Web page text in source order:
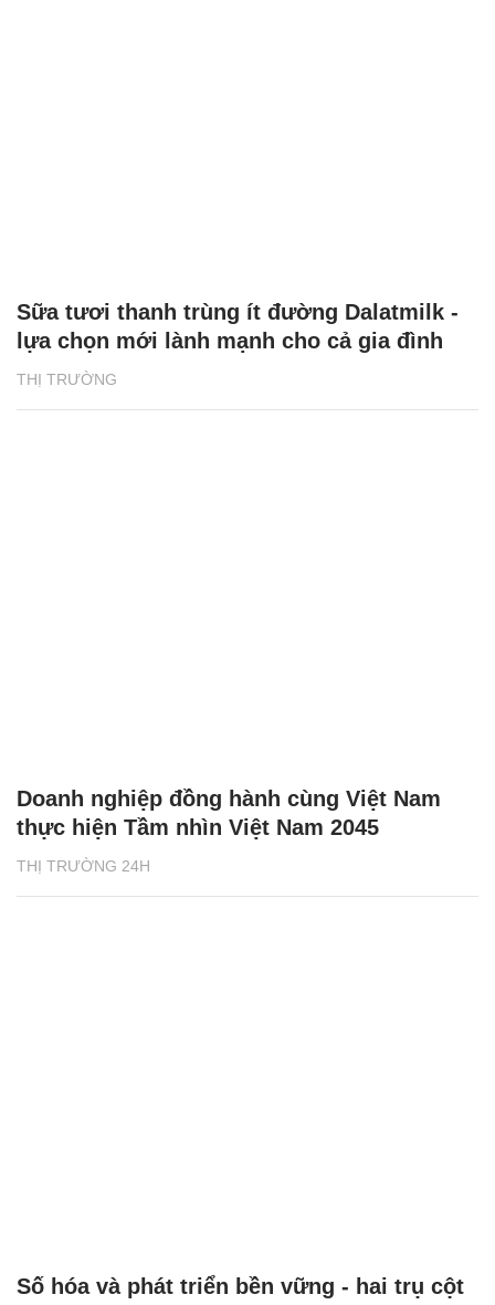
THỊ TRƯỜNG
Sữa tươi thanh trùng ít đường Dalatmilk -
lựa chọn mới lành mạnh cho cả gia đình
THỊ TRƯỜNG 24H
Doanh nghiệp đồng hành cùng Việt Nam
thực hiện Tầm nhìn Việt Nam 2045
Số hóa và phát triển bền vững - hai trụ cột